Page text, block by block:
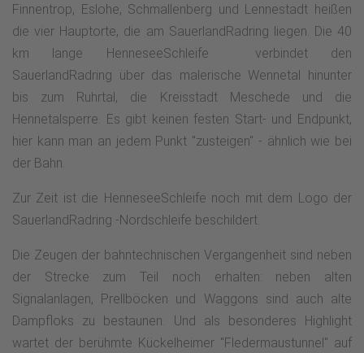
Finnentrop, Eslohe, Schmallenberg und Lennestadt heißen
die vier Hauptorte, die am SauerlandRadring liegen. Die 40
km lange HenneseeSchleife verbindet den
SauerlandRadring über das malerische Wennetal hinunter
bis zum Ruhrtal, die Kreisstadt Meschede und die
Hennetalsperre. Es gibt keinen festen Start- und Endpunkt,
hier kann man an jedem Punkt "zusteigen" - ähnlich wie bei
der Bahn.
Zur Zeit ist die HenneseeSchleife noch mit dem Logo der
SauerlandRadring -Nordschleife beschildert.
Die Zeugen der bahntechnischen Vergangenheit sind neben
der Strecke zum Teil noch erhalten: neben alten
Signalanlagen, Prellböcken und Waggons sind auch alte
Dampfloks zu bestaunen. Und als besonderes Highlight
wartet der berühmte Kückelheimer "Fledermaustunnel" auf